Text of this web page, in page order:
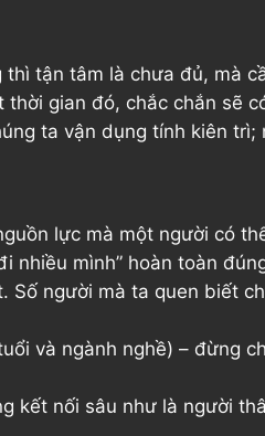
thì tận tâm là chưa đủ, mà
thời gian đó, chắc chắn sẽ
ta vận dụng tính kiên
lực mà một người có
nhiều mình” hoàn toàn
Số người mà ta quen biết
và ngành nghề) – đừng
kết nối sâu như là người